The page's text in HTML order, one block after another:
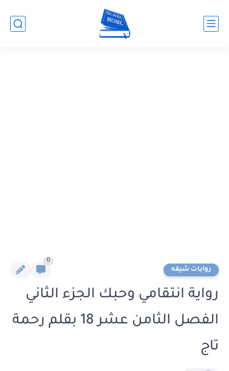
روايات شيقه
0
رواية انتقامي وحبك الجزء الثاني
الفصل الثامن عشر 18 بقلم رحمة
تاج